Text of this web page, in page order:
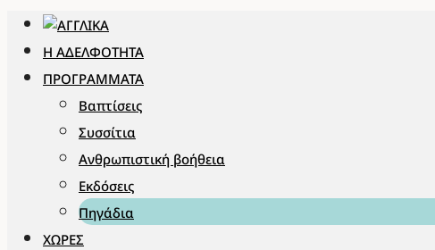
Η ΑΔΕΛΦΌΤΗΤΑ
ΠΡΟΓΡΆΜΜΑΤΑ
Βαπτίσεις
Συσσίτια
Ανθρωπιστική βοήθεια
Εκδόσεις
Πηγάδια
ΧΏΡΕΣ